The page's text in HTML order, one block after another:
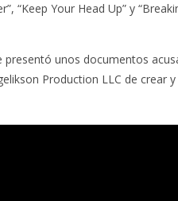
“Keep Your Head Up” y
unos documentos
Production LLC de crear